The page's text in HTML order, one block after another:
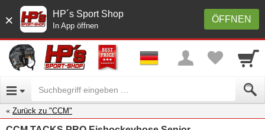
× ÖFFNEN
HP´s Sport Shop
In App öffnen
Zurück zu "CCM"